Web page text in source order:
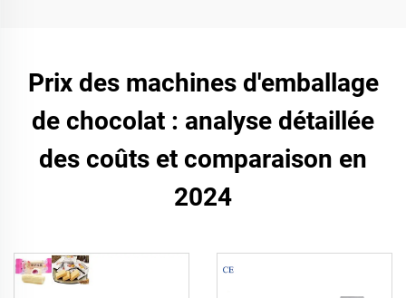
Prix des machines d'emballage
de chocolat : analyse détaillée
des coûts et comparaison en
2024